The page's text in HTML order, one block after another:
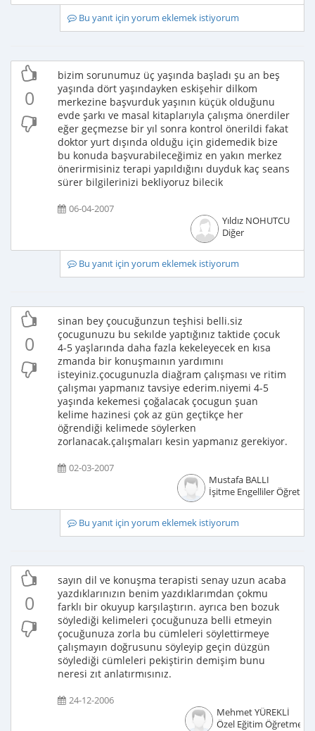
Bu yanıt için yorum eklemek istiyorum
0
bizim sorunumuz üç yaşında başladı şu an beş
yaşında dört yaşındayken eskişehir dilkom
merkezine başvurduk yaşının küçük olduğunu
evde şarkı ve masal kitaplarıyla çalışma önerdiler
eğer geçmezse bir yıl sonra kontrol önerildi fakat
doktor yurt dışında olduğu için gidemedik bize
bu konuda başvurabileceğimiz en yakın merkez
önerirmisiniz terapi yapıldığını duyduk kaç seans
sürer bilgilerinizi bekliyoruz bilecik
06-04-2007
Yıldız NOHUTCU
Diğer
Bu yanıt için yorum eklemek istiyorum
0
sinan bey çoucuğunzun teşhisi belli.siz
çocugunuzu bu sekılde yaptığınız taktide çocuk
4-5 yaşlarında daha fazla kekeleyecek en kısa
zmanda bir konuşmaının yardımını
isteyiniz.çocugunuzla diağram çalışması ve ritim
çalışmaı yapmanız tavsiye ederim.niyemi 4-5
yaşında kekemesi çoğalacak çocugun şuan
kelime hazinesi çok az gün geçtikçe her
öğrendiği kelimede söylerken
zorlanacak.çalışmaları kesin yapmanız gerekiyor.
02-03-2007
Mustafa BALLI
İşitme Engelliler
Bu yanıt için yorum eklemek istiyorum
0
sayın dil ve konuşma terapisti senay uzun acaba
yazdıklarınızın benim yazdıklarımdan çokmu
farklı bir okuyup karşılaştırın. ayrıca ben bozuk
söylediği kelimeleri çocuğunuza belli etmeyin
çocuğunuza zorla bu cümleleri söylettirmeye
çalışmayın doğrusunu söyleyip geçin düzgün
söylediği cümleleri pekiştirin demişim bunu
neresi zıt anlatırmısınız.
24-12-2006
Mehmet YÜREKLİ
Özel Eğitim Öğretmeni